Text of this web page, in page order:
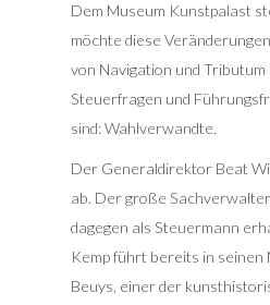
Dem Museum Kunstpalast
möchte diese
von Navigation und
Steuerfragen und
sind: Wahlverwandte.
Der Generaldirektor Beat
ab. Der große
dagegen als Steuermann
Kemp führt bereits in seinen
Beuys, einer der